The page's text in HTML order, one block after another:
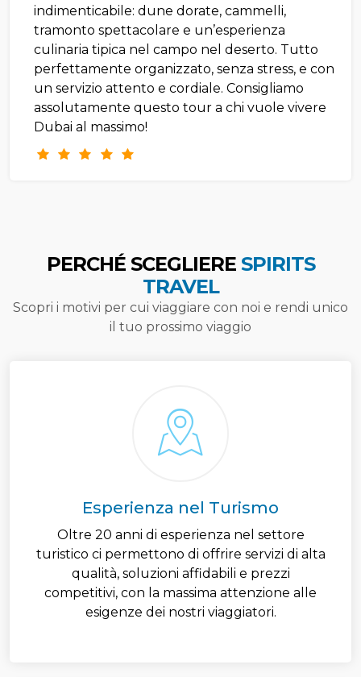
indimenticabile: dune dorate, cammelli,
tramonto spettacolare e un’esperienza
culinaria tipica nel campo nel deserto. Tutto
perfettamente organizzato, senza stress, e con
un servizio attento e cordiale. Consigliamo
assolutamente questo tour a chi vuole vivere
Dubai al massimo!
PERCHÉ SCEGLIERE SPIRITS
TRAVEL
Scopri i motivi per cui viaggiare con noi e rendi unico
il tuo prossimo viaggio
Esperienza nel Turismo
Oltre 20 anni di esperienza nel settore
turistico ci permettono di offrire servizi di alta
qualità, soluzioni affidabili e prezzi
competitivi, con la massima attenzione alle
esigenze dei nostri viaggiatori.